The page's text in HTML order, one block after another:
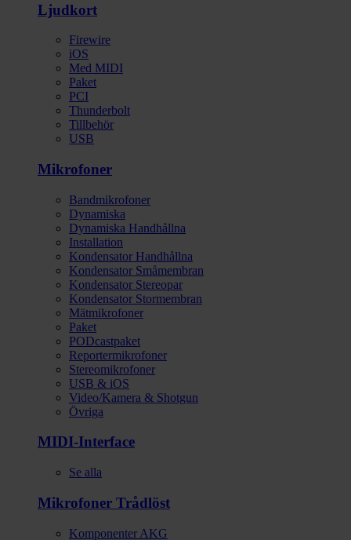
Ljudkort
Firewire
iOS
Med MIDI
Paket
PCI
Thunderbolt
Tillbehör
USB
Mikrofoner
Bandmikrofoner
Dynamiska
Dynamiska Handhållna
Installation
Kondensator Handhållna
Kondensator Småmembran
Kondensator Stereopar
Kondensator Stormembran
Mätmikrofoner
Paket
PODcastpaket
Reportermikrofoner
Stereomikrofoner
USB & iOS
Video/Kamera & Shotgun
Övriga
MIDI-Interface
Se alla
Mikrofoner Trådlöst
Komponenter AKG